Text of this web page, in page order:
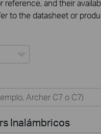
and their
to the datasheet or
Inalámbricos